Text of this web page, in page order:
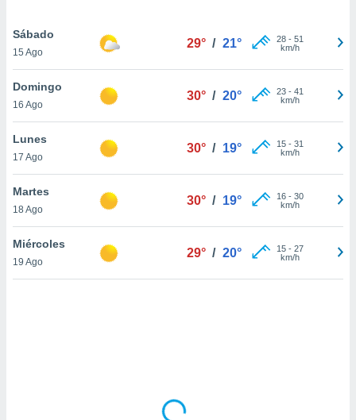
aceptar
de
sitio
En
sean
el sitio
ni para
o
Sábado
15 Ago
29° / 21° 28- 51
km/h
Domingo
16 Ago
30° / 20° 23- 41
km/h
Lunes
17 Ago
30° / 19° 15- 31
km/h
Martes
18 Ago
30° / 19° 16- 30
km/h
Miércoles
19 Ago
29° / 20° 15- 27
km/h